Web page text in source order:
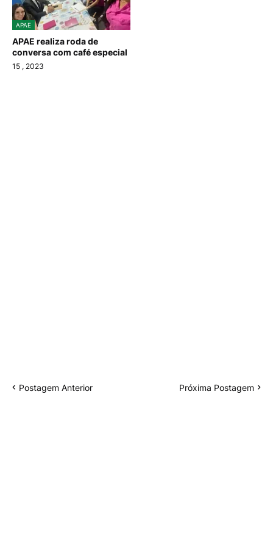
APAE
APAE realiza roda de
conversa com café especial
15 , 2023
Postagem Anterior Próxima Postagem